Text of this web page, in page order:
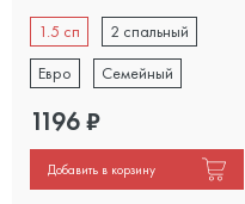
1.5 сп
2 спальный
Евро
Семейный
1196₽
Добавить в корзину